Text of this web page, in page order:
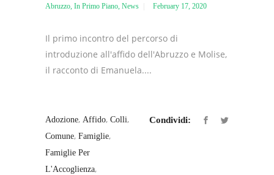
Abruzzo In Primo Piano News February 17, 2020
Il primo incontro del percorso di
introduzione all'affido dell'Abruzzo e Molise,
il racconto di Emanuela....
Adozione, Affido, Colli,
Comune, Famiglie,
Famiglie Per
L'Accoglienza,
Condividi: